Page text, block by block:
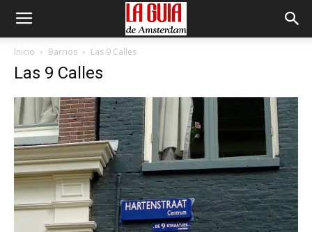
Inicio Barrios Las 9 Calles
Las 9 Calles